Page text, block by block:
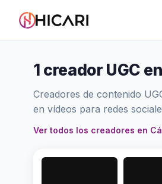
1 creador UGC
Creadores de contenido
en vídeos para redes
Ver todos los creadores en